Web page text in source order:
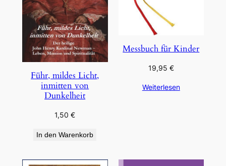
Führ, mildes Licht,
inmitten von
Dunkelheit
1,50€
In den Warenkorb
Messbuch für Kinder
19,95 €
Weiterlesen